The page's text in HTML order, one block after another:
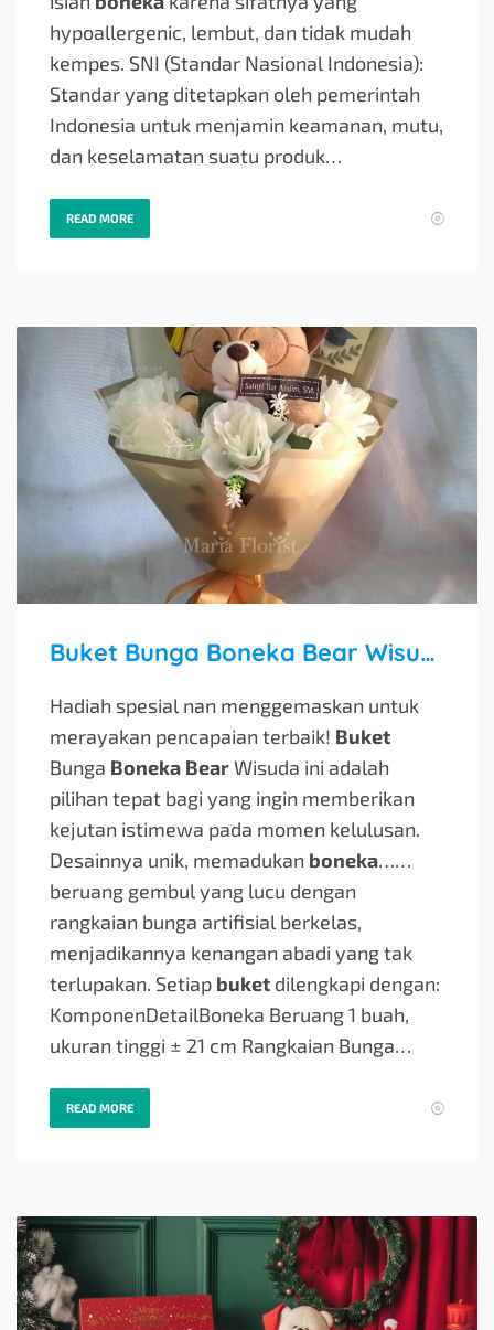
hypoallergenic, lembut, dan tidak mudah
kempes. SNI (Standar Nasional Indonesia):
Standar yang ditetapkan oleh pemerintah
Indonesia untuk menjamin keamanan, mutu,
dan keselamatan suatu produk…
READ MORE
Buket Bunga Boneka Bear Wisuda
Hadiah spesial nan menggemaskan untuk
merayakan pencapaian terbaik! Buket
Bunga Boneka BearWisuda ini adalah
pilihan tepat bagi yang ingin memberikan
kejutan istimewa pada momen kelulusan.
Desainnya unik, memadukan boneka……
beruang gembul yang lucu dengan
rangkaian bunga artifisial berkelas,
menjadikannya kenangan abadi yang tak
terlupakan. Setiap buket dilengkapi dengan:
KomponenDetailBoneka Beruang 1 buah,
ukuran tinggi ± 21 cm Rangkaian Bunga…
READ MORE